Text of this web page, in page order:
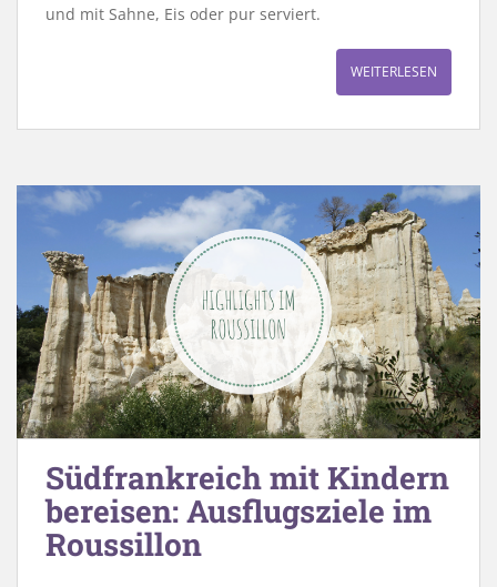
und mit Sahne, Eis oder pur serviert.
WEITERLESEN
Südfrankreich mit Kindern
bereisen: Ausflugsziele im
Roussillon